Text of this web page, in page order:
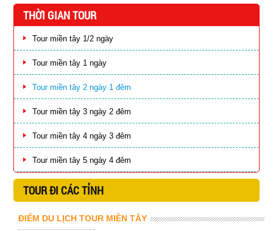
THỜI GIAN TOUR
Tour miền tây 1/2 ngày
Tour miền tây 1 ngày
Tour miền tây 2 ngày 1 đêm
Tour miền tây 3 ngày 2 đêm
Tour miền tây 4 ngày 3 đêm
Tour miền tây 5 ngày 4 đêm
TOUR ĐI CÁC TỈNH
ĐIỂM DU LỊCH TOUR MIỀN TÂY